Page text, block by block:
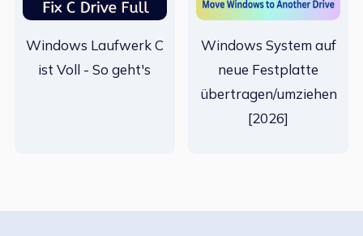
Windows Laufwerk C
ist Voll - So geht's
Windows System auf
neue Festplatte
übertragen/umziehen
[2026]